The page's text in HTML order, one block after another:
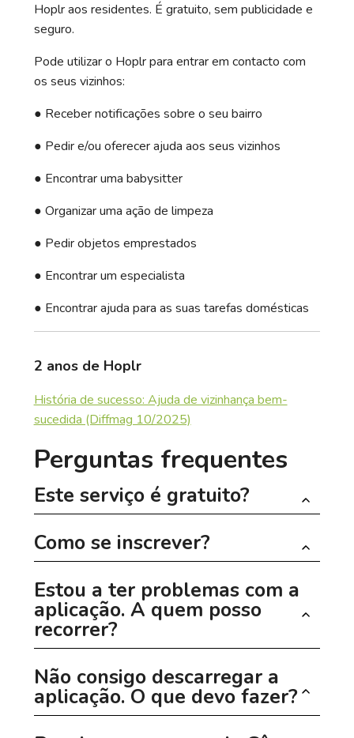
Hoplr aos residentes. É gratuito, sem publicidade e
seguro.
Pode utilizar o Hoplr para entrar em contacto com
os seus vizinhos:
● Receber notificações sobre o seu bairro
● Pedir e/ou oferecer ajuda aos seus vizinhos
● Encontrar uma babysitter
● Organizar uma ação de limpeza
● Pedir objetos emprestados
● Encontrar um especialista
● Encontrar ajuda para as suas tarefas domésticas
2 anos de Hoplr
História de sucesso: Ajuda de vizinhança bem-
sucedida (Diffmag 10/2025)
Perguntas frequentes
Este serviço é gratuito?
A Câmara Municipal de Differdange disponibiliza o
Hoplr é simples e gratuita!
Como se inscrever?
1. Aceda a www.hoplr.com e indique a sua morada
2. Clique em «Pesquisar o seu bairro»
Receberá também mensagens da Câmara Municipal
de Differdange através da rede de bairro Hoplr.
Estou a ter problemas com a
aplicação. A quem posso
recorrer?
Se tiver alguma dificuldade, não hesite em contactar
diretamente a Hoplr ( info@hoplr.com
Não consigo descarregar a
aplicação. O que devo fazer?